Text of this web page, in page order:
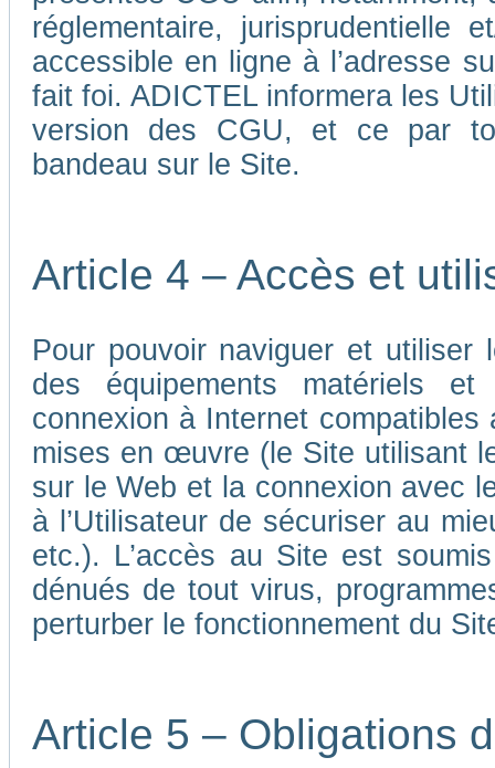
réglementaire, jurisprudentielle
accessible en ligne à l’adresse
fait foi. ADICTEL informera les
version des CGU, et ce par
bandeau sur le Site.
Article 4 – Accès et
Pour pouvoir naviguer et utiliser
des équipements matériels
connexion à Internet
mises en œuvre (le Site utilisant
sur le Web et la connexion avec
à l’Utilisateur de sécuriser au
etc.). L’accès au Site est
dénués de tout virus,
perturber le fonctionnement du
Article 5 – Obligations